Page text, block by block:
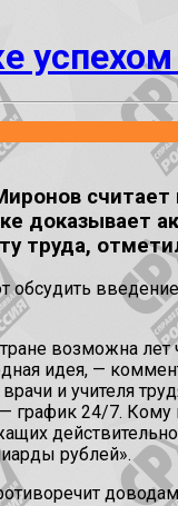
доказывает
труда,
обсудить
возможна
идея, —
и учителя
график 24/7.
рублей».